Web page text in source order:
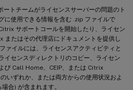
トチームがライセンスサーバーの問題のト
に使用できる情報を含む .zip ファイルで
サポートコールを開始したり、ライセン
またはその代理店にドキュメントを提供し
ァイルには、ライセンスアクティビティと
イセンスディレクトリのコピー、ライセン
び Call Home、CEIP、または Citrix
いずれか、または両方からの使用状況およ
合) が含まれます。